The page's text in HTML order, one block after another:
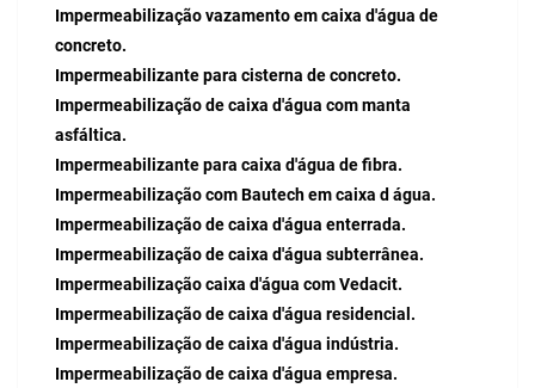
Impermeabilização vazamento em caixa d'água de
concreto.
Impermeabilizante para cisterna de concreto.
Impermeabilização de caixa d'água com manta
asfáltica.
Impermeabilizante para caixa d'água de fibra.
Impermeabilização com Bautech em caixa d água.
Impermeabilização de caixa d'água enterrada.
Impermeabilização de caixa d'água subterrânea.
Impermeabilização caixa d'água com Vedacit.
Impermeabilização de caixa d'água residencial.
Impermeabilização de caixa d'água indústria.
Impermeabilização de caixa d'água empresa.